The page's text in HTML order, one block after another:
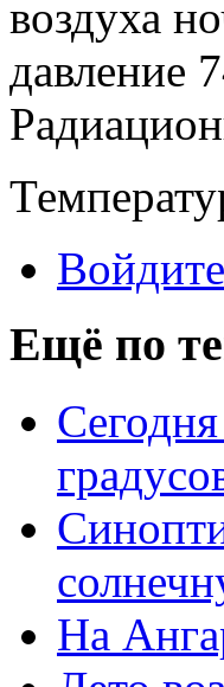
воздуха
давление
Ещё по
На